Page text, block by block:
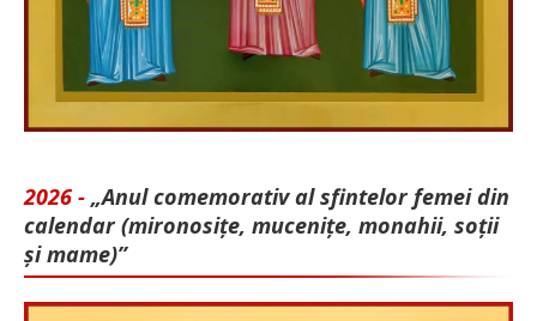
2026 - „Anul comemorativ al sfintelor femei din
calendar (mironosițe, mu­cenițe, monahii, soții
și mame)”